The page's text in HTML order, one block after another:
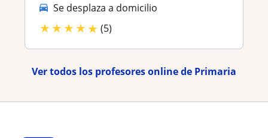
Se desplaza a domicilio
★★★★★ (5)
Ver todos los profesores online de Primaria